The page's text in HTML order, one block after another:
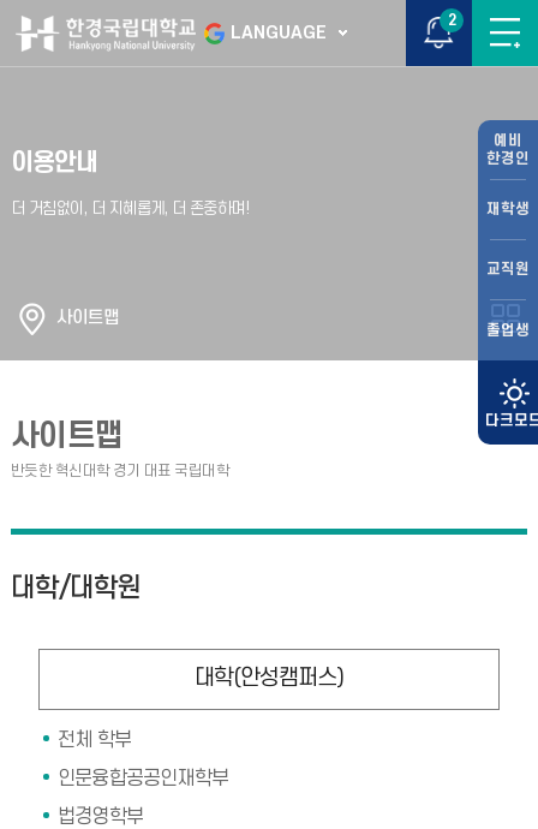
LANGUAGE
2
예비
한경인
재학생
교직원
졸업생
이용안내
사이트맵
사이트맵
대학/대학원
대학(안성캠퍼스)
전체 학부
인문융합공공인재학부
법경영학부